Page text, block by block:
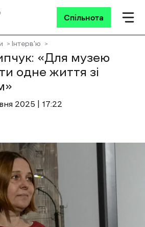
Спільнота
Інтерв'ю
«Для музею
одне життя зі
2025 | 17:22